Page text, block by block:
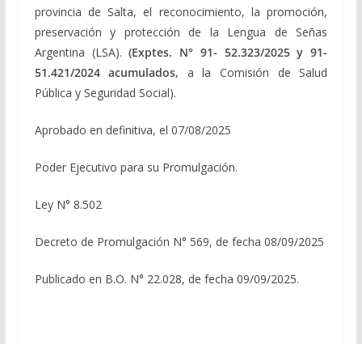
provincia de Salta, el reconocimiento, la promoción,
preservación y protección de la Lengua de Señas
Argentina (LSA).(Exptes. N° 91- 52.323/2025 y 91-
51.421/2024 acumulados, a la Comisión de Salud
Pública y Seguridad Social).
Aprobado en definitiva, el 07/08/2025
Poder Ejecutivo para su Promulgación.
Ley N° 8.502
Decreto de Promulgación N° 569, de fecha 08/09/2025
Publicado en B.O. N° 22.028, de fecha 09/09/2025.